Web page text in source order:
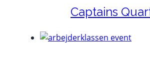
Captains